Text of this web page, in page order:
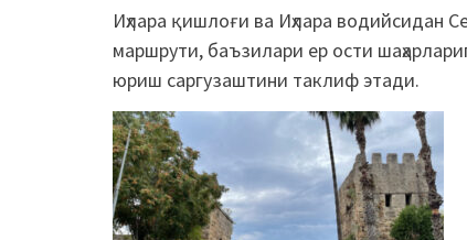
Иҳлара қишлоғи ва Иҳлара водийсидан
маршрути, баъзилари ер ости
юриш саргузаштини таклиф этади.